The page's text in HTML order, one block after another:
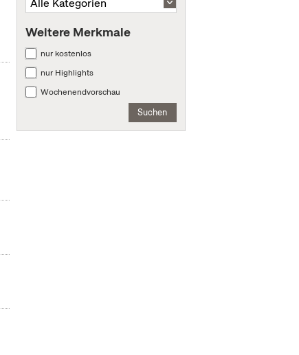
Weitere Merkmale
nur kostenlos
nur Highlights
Wochenendvorschau
Suchen